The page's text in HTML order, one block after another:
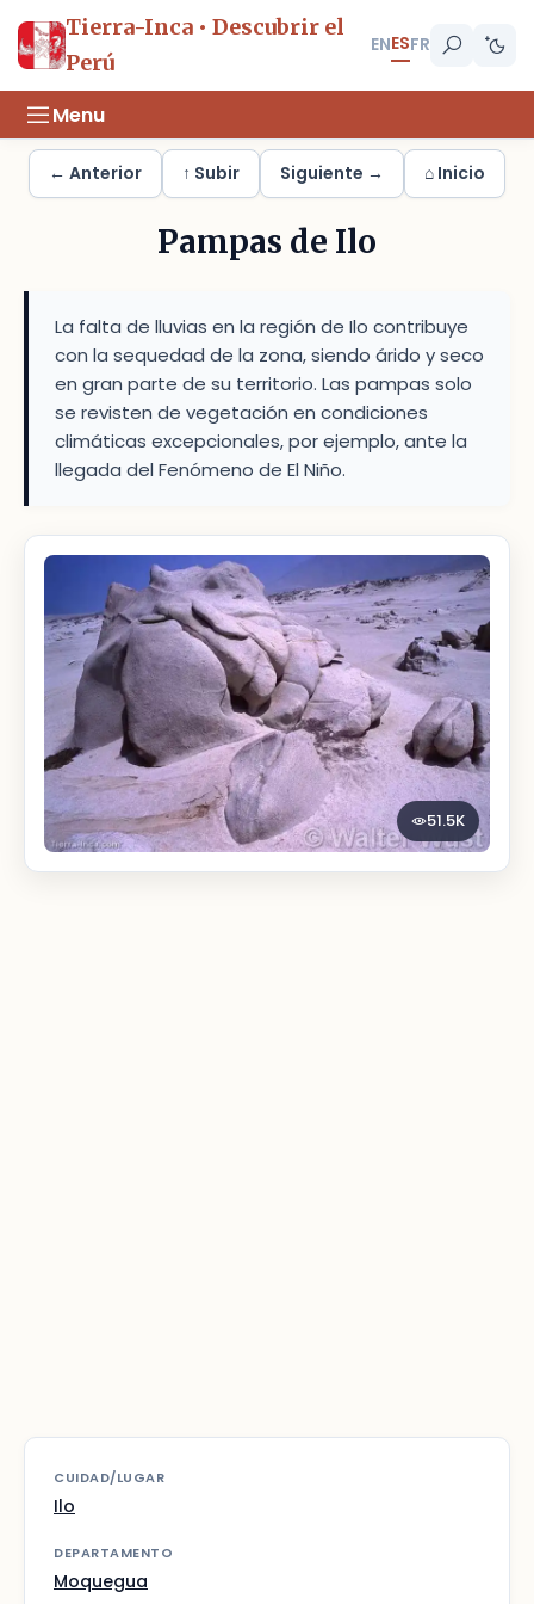
Tierra-Inca • Descubrir el
Perú
ENESFR
Menu
← Anterior ↑ Subir Siguiente → ⌂ Inicio
Pampas de Ilo
La falta de lluvias en la región de Ilo contribuye
con la sequedad de la zona, siendo árido y seco
en gran parte de su territorio. Las pampas solo
se revisten de vegetación en condiciones
climáticas excepcionales, por ejemplo, ante la
llegada del Fenómeno de El Niño.
51.5K
CUIDAD/LUGAR
Ilo
DEPARTAMENTO
Moquegua